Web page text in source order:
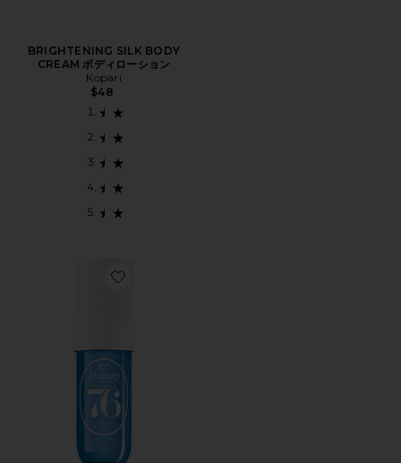
BRIGHTENING SILK BODY
CREAM ボディローション
Kopari
$48
Favorite CHEIROSA 76 MIST 90 ML パフュームミスト